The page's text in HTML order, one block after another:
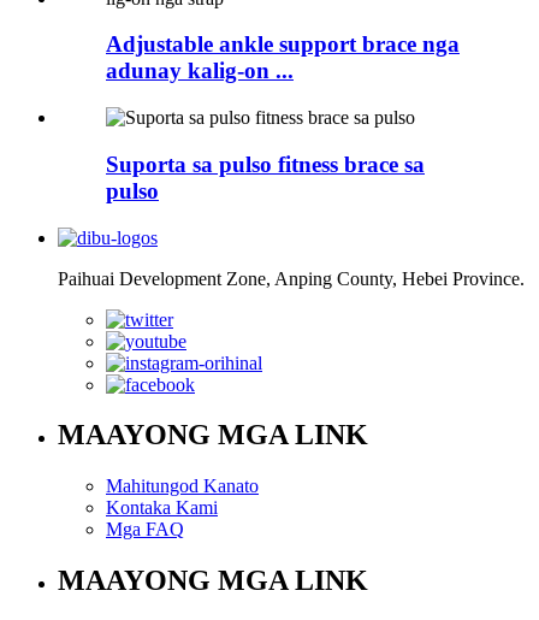
Adjustable ankle support brace nga
adunay kalig-on ...
Suporta sa pulso fitness brace sa
pulso
Paihuai Development Zone, Anping County, Hebei Province.
MAAYONG MGA LINK
Mahitungod Kanato
Kontaka Kami
Mga FAQ
MAAYONG MGA LINK